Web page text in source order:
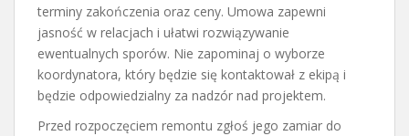
terminy zakończenia oraz ceny. Umowa zapewni
jasność w relacjach i ułatwi rozwiązywanie
ewentualnych sporów. Nie zapominaj o wyborze
koordynatora, który będzie się kontaktował z ekipą i
będzie odpowiedzialny za nadzór nad projektem.
Przed rozpoczęciem remontu zgłoś jego zamiar do